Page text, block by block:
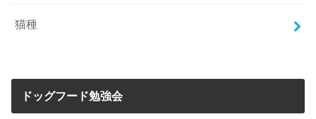
猫種
ドッグフード勉強会